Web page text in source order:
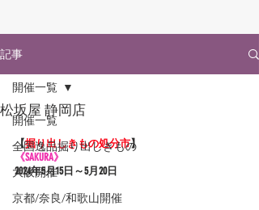
記事
開催一覧
全国逸品掘り出しきもの
大阪開催
京都/奈良/和歌山開催
開催一覧
松坂屋 静岡店
【掘り出しきもの処分市】
《SAKURA》
2024年5月15日～5月20日